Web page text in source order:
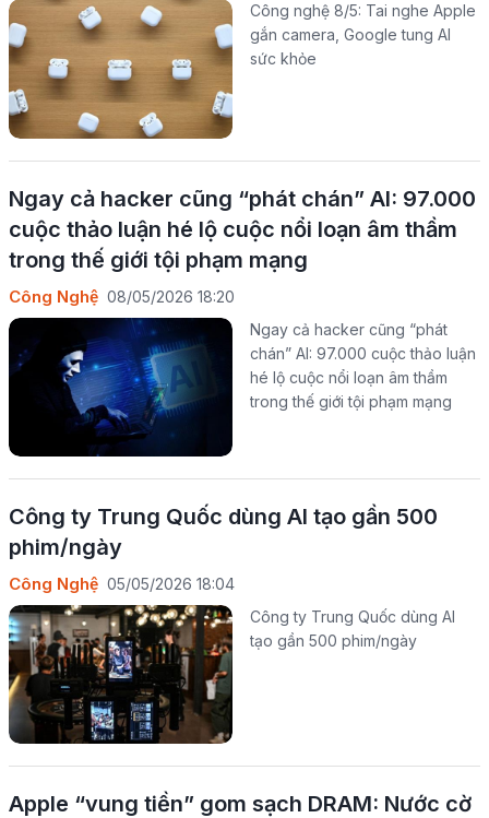
Công nghệ 8/5: Tai nghe Apple
gắn camera, Google tung AI
sức khỏe
Ngay cả hacker cũng “phát chán” AI: 97.000
cuộc thảo luận hé lộ cuộc nổi loạn âm thầm
trong thế giới tội phạm mạng
Công Nghệ 08/05/2026 18:20
Ngay cả hacker cũng “phát
chán” AI: 97.000 cuộc thảo luận
hé lộ cuộc nổi loạn âm thầm
trong thế giới tội phạm mạng
Công ty Trung Quốc dùng AI tạo gần 500
phim/ngày
Công Nghệ 05/05/2026 18:04
Công ty Trung Quốc dùng AI
tạo gần 500 phim/ngày
Apple “vung tiền” gom sạch DRAM: Nước cờ